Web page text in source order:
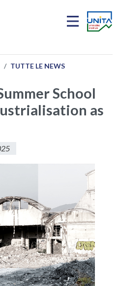
TUTTE LE NEWS
School
as